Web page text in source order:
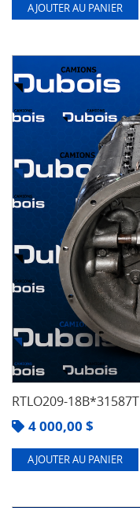
AJOUTER AU PANIER
RTLO209-18B*31587T
4 000,00 $
AJOUTER AU PANIER